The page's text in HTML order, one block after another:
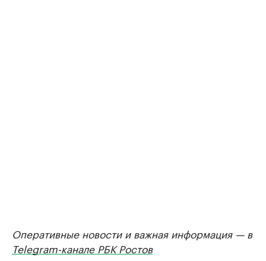
Оперативные новости и важная информация — в
Telegram-канале РБК Ростов